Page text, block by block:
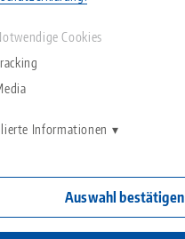
Cookies
Informationen
Auswahl bestätigen